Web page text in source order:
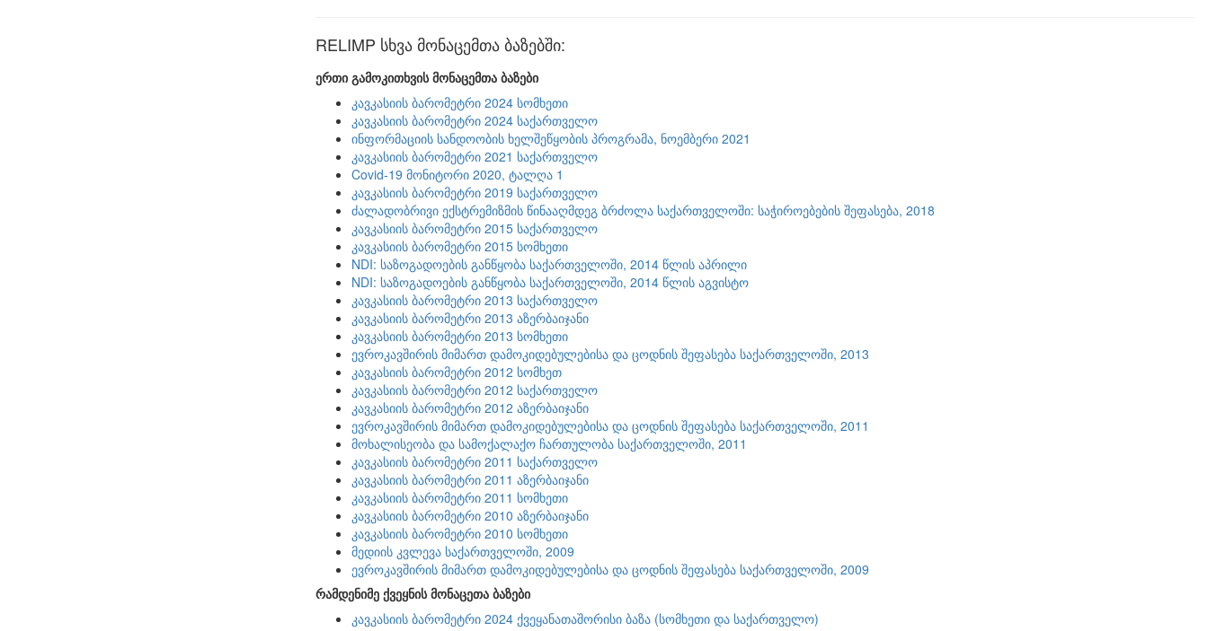
RELIMP სხვა მონაცემთა ბაზებში:
ერთი გამოკითხვის მონაცემთა ბაზები
კავკასიის ბარომეტრი 2024 სომხეთი
კავკასიის ბარომეტრი 2024 საქართველო
ინფორმაციის სანდოობის ხელშეწყობის პროგრამა, ნოემბერი 2021
კავკასიის ბარომეტრი 2021 საქართველო
Covid-19 მონიტორი 2020, ტალღა 1
კავკასიის ბარომეტრი 2019 საქართველო
ძალადობრივი ექსტრემიზმის წინააღმდეგ ბრძოლა საქართველოში: საჭიროებების შეფასება, 2018
კავკასიის ბარომეტრი 2015 საქართველო
კავკასიის ბარომეტრი 2015 სომხეთი
NDI: საზოგადოების განწყობა საქართველოში, 2014 წლის აპრილი
NDI: საზოგადოების განწყობა საქართველოში, 2014 წლის აგვისტო
კავკასიის ბარომეტრი 2013 საქართველო
კავკასიის ბარომეტრი 2013 აზერბაიჯანი
კავკასიის ბარომეტრი 2013 სომხეთი
ევროკავშირის მიმართ დამოკიდებულებისა და ცოდნის შეფასება საქართველოში, 2013
კავკასიის ბარომეტრი 2012 სომხეთ
კავკასიის ბარომეტრი 2012 საქართველო
კავკასიის ბარომეტრი 2012 აზერბაიჯანი
ევროკავშირის მიმართ დამოკიდებულებისა და ცოდნის შეფასება საქართველოში, 2011
მოხალისეობა და სამოქალაქო ჩართულობა საქართველოში, 2011
კავკასიის ბარომეტრი 2011 საქართველო
კავკასიის ბარომეტრი 2011 აზერბაიჯანი
კავკასიის ბარომეტრი 2011 სომხეთი
კავკასიის ბარომეტრი 2010 აზერბაიჯანი
კავკასიის ბარომეტრი 2010 სომხეთი
მედიის კვლევა საქართველოში, 2009
ევროკავშირის მიმართ დამოკიდებულებისა და ცოდნის შეფასება საქართველოში, 2009
რამდენიმე ქვეყნის მონაცეთა ბაზები
კავკასიის ბარომეტრი 2024 ქვეყანათაშორისი ბაზა (სომხეთი და საქართველო)